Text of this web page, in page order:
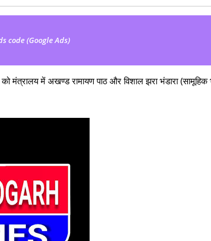
code (Google Ads)
मंत्रालय में अखण्ड रामायण पाठ और विशाल झरा भंडारा (सामूहिक